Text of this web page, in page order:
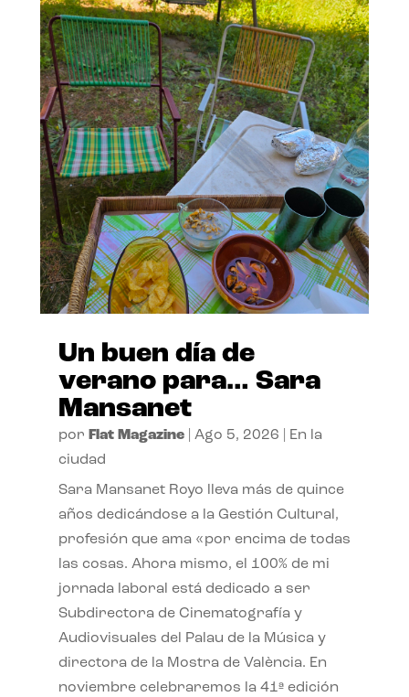
Un buen día de
verano para… Sara
Mansanet
por Flat Magazine| Ago 5, 2026
En la
ciudad
Sara Mansanet Royo lleva más de quince
años dedicándose a la Gestión Cultural,
profesión que ama «por encima de todas
las cosas. Ahora mismo, el 100% de mi
jornada laboral está dedicado a ser
Subdirectora de Cinematografía y
Audiovisuales del Palau de la Música y
directora de la Mostra de València. En
noviembre celebraremos la 41ª edición